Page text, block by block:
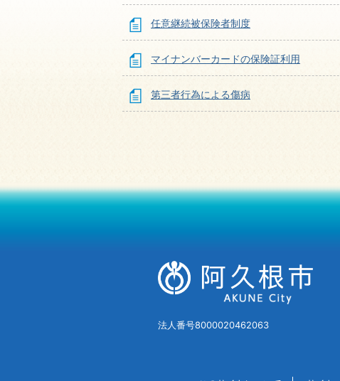
任意継続被保険者制度
マイナンバーカードの保険証利用
第三者行為による傷病
法人番号8000020462063